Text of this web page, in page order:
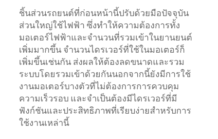
ชิ้นส่วนรถยนต์ที่ก่อนหน้านี้ปรับด้วยมือปัจจุบัน
ส่วนใหญ่ใช้ไฟฟ้า ซึ่งทำให้ความต้องการทั้ง
มอเตอร์ไฟฟ้าและจำนวนที่รวมเข้าในยานยนต์
เพิ่มมากขึ้น จํานวนไดรเวอร์ที่ใช้ในมอเตอร์ก็
เพิ่มขึ้นเช่นกัน ส่งผลให้ต้องลดขนาดและรวม
ระบบโดยรวมเข้าด้วยกันนอกจากนี้ยังมีการใช้
งานมอเตอร์บางตัวที่ไม่ต้องการการควบคุม
ความเร็วรอบ และจําเป็นต้องมีไดรเวอร์ที่มี
ฟังก์ชันและประสิทธิภาพที่เรียบง่ายสําหรับการ
ใช้งานเหล่านี้